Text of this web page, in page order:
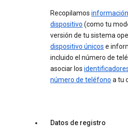
Recopilamos
dispositivo (como tu
versión de tu sistema
dispositivo únicos e
incluido el número de
asociar los
número de teléfono a tu
Datos de registro